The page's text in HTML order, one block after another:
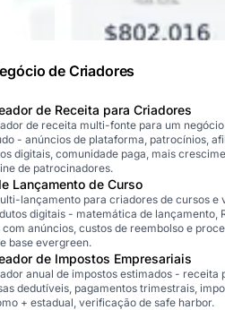
de Criadores
de Receita para Criadores
de receita multi-fonte para um
- anúncios de plataforma, patrocínios,
digitais, comunidade paga, mais
de patrocinadores.
Lançamento de Curso
lançamento para criadores de cursos e
digitais - matemática de lançamento,
com anúncios, custos de reembolso e
base evergreen.
de Impostos Empresariais
anual de impostos estimados - receita
dedutíveis, pagamentos trimestrais,
+ estadual, verificação de safe harbor.